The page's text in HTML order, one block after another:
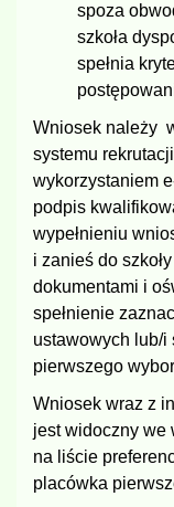
spoza
szkoła
spełnia
Wniosek należy
systemu
wykorzystaniem
podpis
wypełnieniu
i zanieś do
dokumentami i
spełnienie
ustawowych lub/i
pierwszego
Wniosek wraz z
jest widoczny we
na liście
placówka